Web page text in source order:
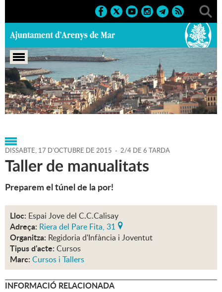
Portada > Agenda > 17-10-
2015 > Marcs > Culturals > 2015 > Cursos i Tallers
DISSABTE, 17 D'OCTUBRE DE 2015 - 2/4 DE 6 TARDA
Taller de manualitats
Preparem el túnel de la por!
Lloc: Espai Jove del C.C.Calisay
Adreça: Riera del Pare Fita, 31
Organitza: Regidoria d'Infància i Joventut
Tipus d'acte: Cursos
Marc: Cursos i Tallers
INFORMACIÓ RELACIONADA